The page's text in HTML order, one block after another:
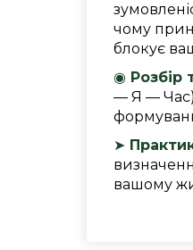
чому
блокує
◉ Розбір
— Я — Час),
➤
вашому